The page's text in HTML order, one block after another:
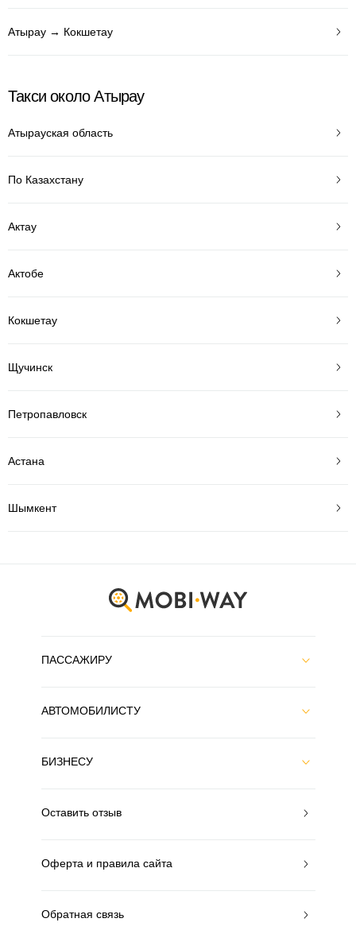
Атырау → Кокшетау
Такси около Атырау
Атырауская область
По Казахстану
Актау
Актобе
Кокшетау
Щучинск
Петропавловск
Астана
Шымкент
ПАССАЖИРУ
АВТОМОБИЛИСТУ
БИЗНЕСУ
Оставить отзыв
Оферта и правила сайта
Обратная связь